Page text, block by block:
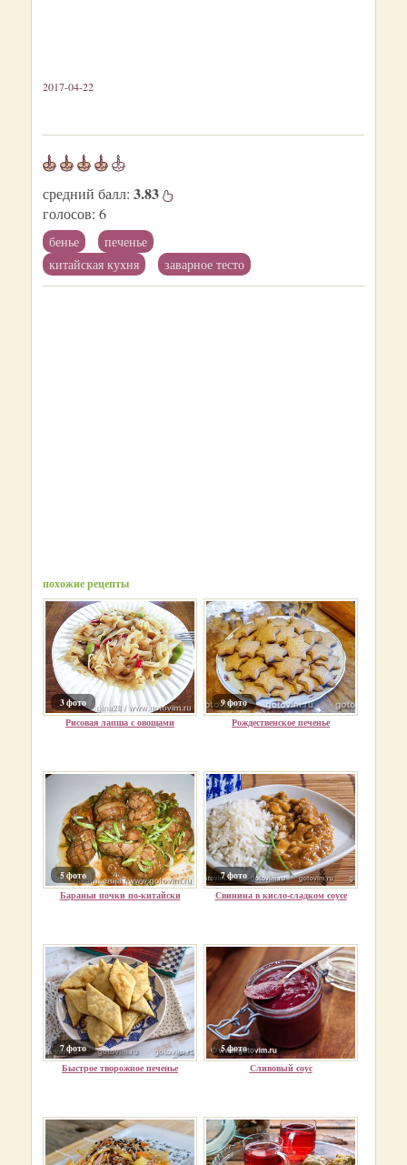
2017-04-22
средний балл: 3.83
голосов: 6
бенье
печенье
китайская кухня
заварное тесто
похожие рецепты
3 фото
Рисовая лапша с овощами
9 фото
Рождественское печенье
5 фото
Бараньи почки по-китайски
7 фото
Свинина в кисло-сладком соусе
7 фото
Быстрое творожное печенье
5 фото
Сливовый соус